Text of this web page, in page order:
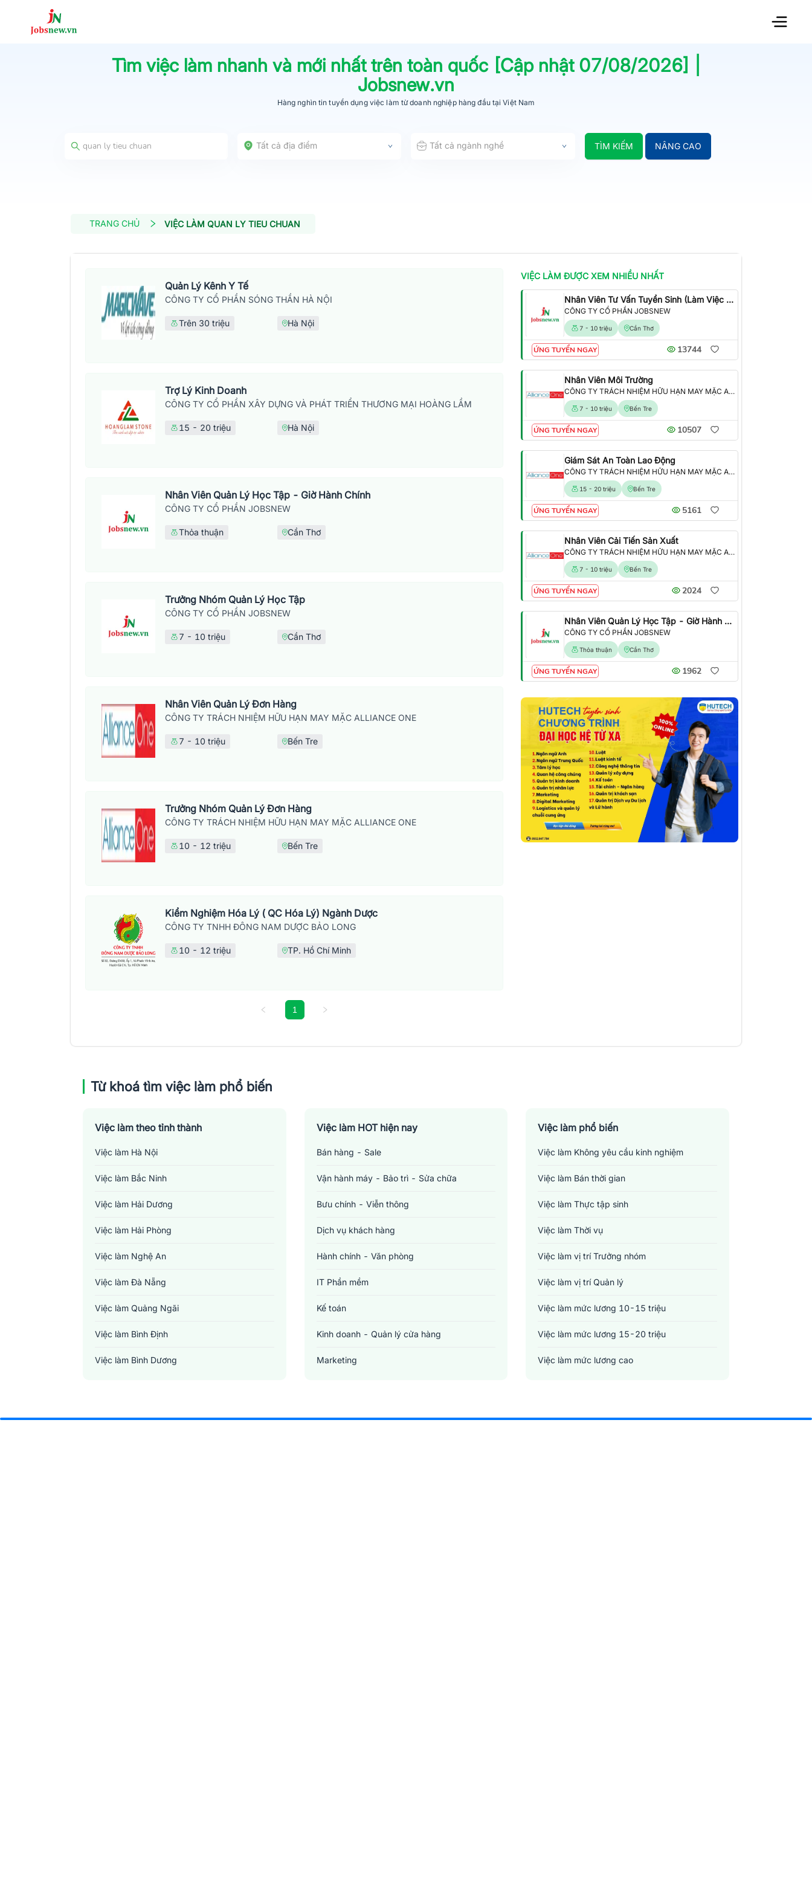
Tìm việc làm nhanh và mới nhất trên toàn quốc [Cập nhật 07/08/2026] |
Jobsnew.vn
Hàng nghìn tin tuyển dụng việc làm từdoanh nghiệp hàng đầutại Việt Nam
Tất cả địa điểm Tất cả ngành nghề TÌM KIẾM NÂNG CAO
TRANG CHỦ VIỆC LÀM QUAN LY TIEU CHUAN
Quản Lý Kênh Y Tế
CÔNG TY CỔ PHẦN SÓNG THẦN HÀ NỘI
Trên 30 triệu Hà Nội
Trợ Lý Kinh Doanh
CÔNG TY CỔ PHẦN XÂY DỰNG VÀ PHÁT TRIỂN THƯƠNG MẠI HOÀNG LẦM
15 - 20 triệu Hà Nội
Nhân Viên Quản Lý Học Tập - Giờ Hành Chính
CÔNG TY CỔ PHẦN JOBSNEW
Thỏa thuận Cần Thơ
Trưởng Nhóm Quản Lý Học Tập
CÔNG TY CỔ PHẦN JOBSNEW
7 - 10 triệu Cần Thơ
Nhân Viên Quản Lý Đơn Hàng
CÔNG TY TRÁCH NHIỆM HỮU HẠN MAY MẶC ALLIANCE ONE
7 - 10 triệu Bến Tre
Trưởng Nhóm Quản Lý Đơn Hàng
CÔNG TY TRÁCH NHIỆM HỮU HẠN MAY MẶC ALLIANCE ONE
10 - 12 triệu Bến Tre
Kiểm Nghiệm Hóa Lý ( QC Hóa Lý) Ngành Dược
CÔNG TY TNHH ĐÔNG NAM DƯỢC BẢO LONG
10 - 12 triệu TP. Hồ Chí Minh
1
VIỆC LÀM ĐƯỢC XEM NHIỀU NHẤT
Nhân Viên Tư Vấn Tuyển Sinh (Làm Việc Tại Văn Phòng)
CÔNG TY CỔ PHẦN JOBSNEW
7 - 10 triệu Cần Thơ
ỨNG TUYỂN NGAY 13744
Nhân Viên Môi Trường
CÔNG TY TRÁCH NHIỆM HỮU HẠN MAY MẶC ALLIANCE ONE
7 - 10 triệu Bến Tre
ỨNG TUYỂN NGAY 10507
Giám Sát An Toàn Lao Động
CÔNG TY TRÁCH NHIỆM HỮU HẠN MAY MẶC ALLIANCE ONE
15 - 20 triệu Bến Tre
ỨNG TUYỂN NGAY 5161
Nhân Viên Cải Tiến Sản Xuất
CÔNG TY TRÁCH NHIỆM HỮU HẠN MAY MẶC ALLIANCE ONE
7 - 10 triệu Bến Tre
ỨNG TUYỂN NGAY 2024
Nhân Viên Quản Lý Học Tập - Giờ Hành Chính
CÔNG TY CỔ PHẦN JOBSNEW
Thỏa thuận Cần Thơ
ỨNG TUYỂN NGAY 1962
Từ khoá tìm việc làm phổ biến
Việc làm theo tỉnh thành
Việc làm Hà Nội
Việc làm Bắc Ninh
Việc làm Hải Dương
Việc làm Hải Phòng
Việc làm Nghệ An
Việc làm Đà Nẵng
Việc làm Quảng Ngãi
Việc làm Bình Định
Việc làm Bình Dương
Việc làm HOT hiện nay
Bán hàng - Sale
Vận hành máy - Bảo trì - Sửa chữa
Bưu chính - Viễn thông
Dịch vụ khách hàng
Hành chính - Văn phòng
IT Phần mềm
Kế toán
Kinh doanh - Quản lý cửa hàng
Marketing
Việc làm phổ biến
Việc làm Không yêu cầu kinh nghiệm
Việc làm Bán thời gian
Việc làm Thực tập sinh
Việc làm Thời vụ
Việc làm vị trí Trưởng nhóm
Việc làm vị trí Quản lý
Việc làm mức lương 10-15 triệu
Việc làm mức lương 15-20 triệu
Việc làm mức lương cao